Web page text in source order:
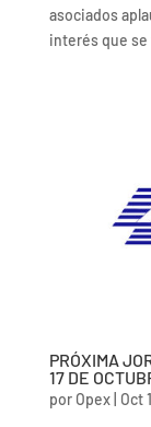
asociados
interés que se
PRÓXIMA
17 DE
por Opex| Oct